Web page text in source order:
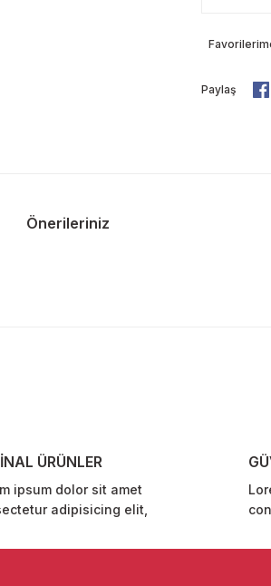
Paylaş
Önerileriniz
ÜRÜNLER
ipsum dolor sit amet
adipisicing elit,